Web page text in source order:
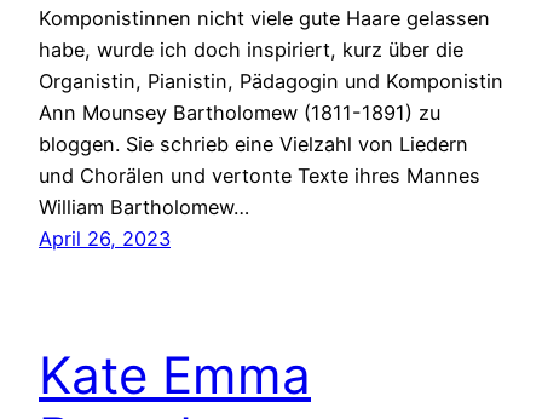
Komponistinnen nicht viele gute Haare gelassen
habe, wurde ich doch inspiriert, kurz über die
Organistin, Pianistin, Pädagogin und Komponistin
Ann Mounsey Bartholomew (1811-1891) zu
bloggen. Sie schrieb eine Vielzahl von Liedern
und Chorälen und vertonte Texte ihres Mannes
William Bartholomew…
April 26, 2023
Kate Emma